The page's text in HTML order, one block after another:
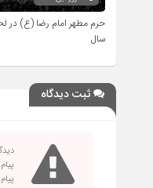
حرم مطهر امام رضا (ع) در
سال
ثبت دیدگاه